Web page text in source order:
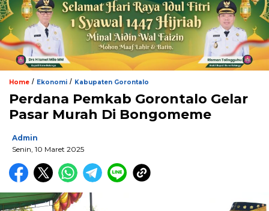
Home / Ekonomi / Kabupaten Gorontalo
Perdana Pemkab Gorontalo Gelar
Pasar Murah Di Bongomeme
Admin
Senin, 10 Maret 2025